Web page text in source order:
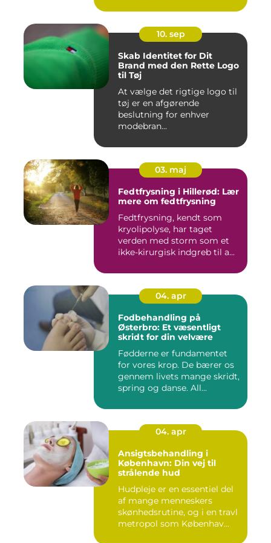
10. sep
Skab Identitet for Dit
Brand med den Rette Logo
til Tøj
At vælge det rigtige logo til
tøj er en afgørende
beslutning for enhver
modebran...
03. maj
Fedtfrysning i Hillerød: Lær
mere om fedtfrysning
Fedtfrysning, kendt som
kryolipolyse, har taget
verden med storm som et
ikke-kirurgisk indgreb til a...
04. apr
Fodbehandling på
Østerbro: Et væsentligt
skridt for din velvære
Fødderne er fundamentet
for vores krop. De bærer os
gennem livets mange skridt,
spring og danse. All...
04. apr
Ansigtsbehandling i
København: Din vej til
strålende hud
Hudpleje er en essentiel del
af mange menneskers
skønhedsrutine, og i en travl
metropol som Københav...